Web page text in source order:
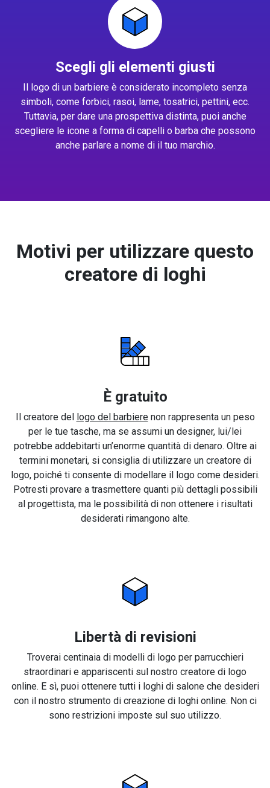
Scegli gli elementi giusti
Il logo di un barbiere è considerato incompleto senza
simboli, come forbici, rasoi, lame, tosatrici, pettini, ecc.
Tuttavia, per dare una prospettiva distinta, puoi anche
scegliere le icone a forma di capelli o barba che possono
anche parlare a nome di il tuo marchio.
Motivi per utilizzare questo
creatore di loghi
È gratuito
Il creatore del logo del barbierenon rappresenta un peso
per le tue tasche, ma se assumi un designer, lui/lei
potrebbe addebitarti un’enorme quantità di denaro. Oltre ai
termini monetari, si consiglia di utilizzare un creatore di
logo, poiché ti consente di modellare il logo come desideri.
Potresti provare a trasmettere quanti più dettagli possibili
al progettista, ma le possibilità di non ottenere i risultati
desiderati rimangono alte.
Libertà di revisioni
Troverai centinaia di modelli di logo per parrucchieri
straordinari e appariscenti sul nostro creatore di logo
online. E sì, puoi ottenere tutti i loghi di salone che desideri
con il nostro strumento di creazione di loghi online. Non ci
sono restrizioni imposte sul suo utilizzo.